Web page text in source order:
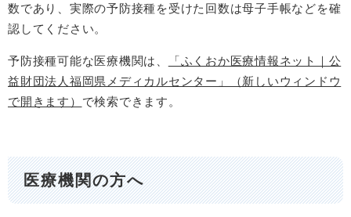
数であり、実際の予防接種を受けた回数は母子手帳などを確
認してください。
予防接種可能な医療機関は、
「ふくおか医療情報ネット｜公
益財団法人福岡県メディカルセンター」（新しいウィンドウ
で開きます） で検索できます。
医療機関の方へ